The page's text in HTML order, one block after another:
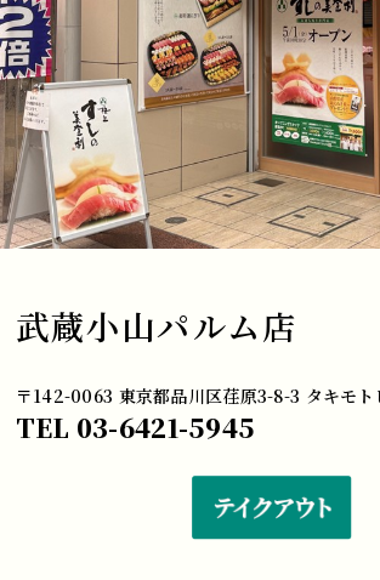
武蔵小山パルム店
〒142-0063 東京都品川区荏原3-8-3 タキモト
TEL 03-6421-5945